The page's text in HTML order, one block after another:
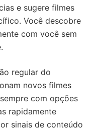
e sugere filmes
Você descobre
com você sem
regular do
novos filmes
com opções
rapidamente
sinais de conteúdo